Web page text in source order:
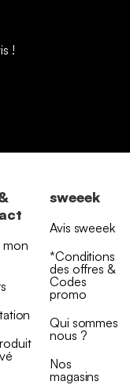
!
mon
sweeek
Avis sweeek
*Conditions
des offres &
Codes
promo
Qui sommes
nous ?
Nos
magasins